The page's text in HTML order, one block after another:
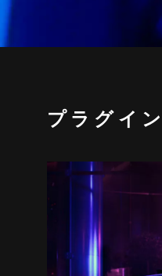
プラグイ